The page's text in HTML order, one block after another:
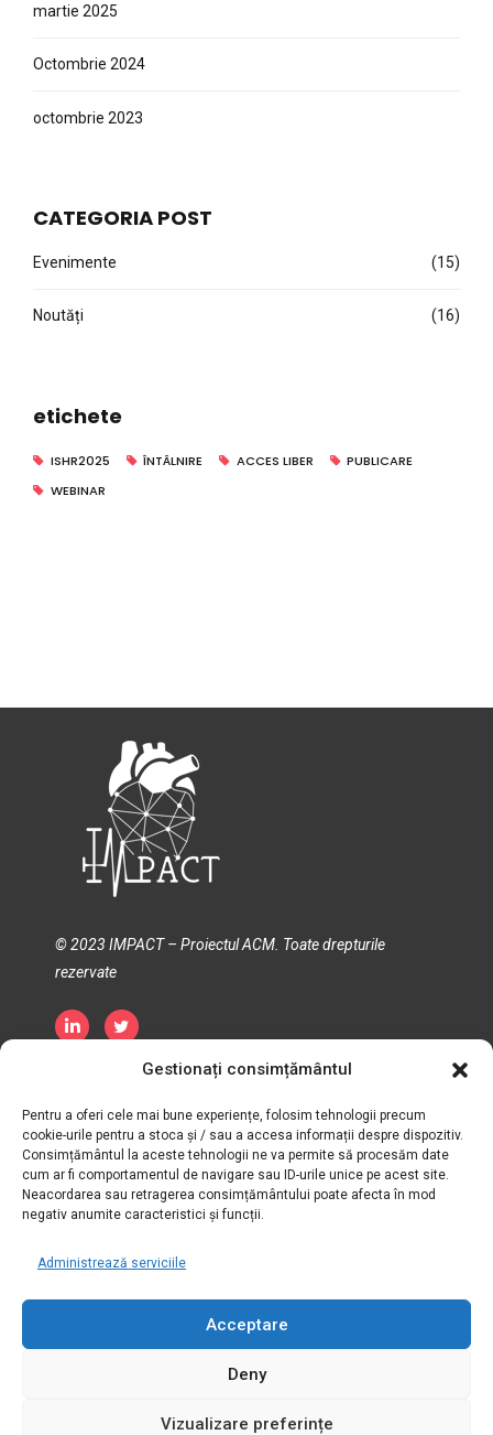
Gestionați consimțământul
Pentru a oferi cele mai bune experiențe, folosim tehnologii precum
cookie-urile pentru a stoca și / sau a accesa informații despre dispozitiv.
Consimțământul la aceste tehnologii ne va permite să procesăm date
cum ar fi comportamentul de navigare sau ID-urile unice pe acest site.
Neacordarea sau retragerea consimțământului poate afecta în mod
negativ anumite caracteristici și funcții.
Administrează serviciile
Acceptare
Deny
Vizualizare preferințe
martie 2025
Octombrie 2024
octombrie 2023
CATEGORIA POST
Evenimente (15)
Noutăți (16)
etichete
ISHR2025 ÎNTÂLNIRE ACCES LIBER
PUBLICARE
WEBINAR
© 2023 IMPACT – Proiectul ACM. Toate drepturile
rezervate
Politica de confidențialitate
Politica privind cookie-urile